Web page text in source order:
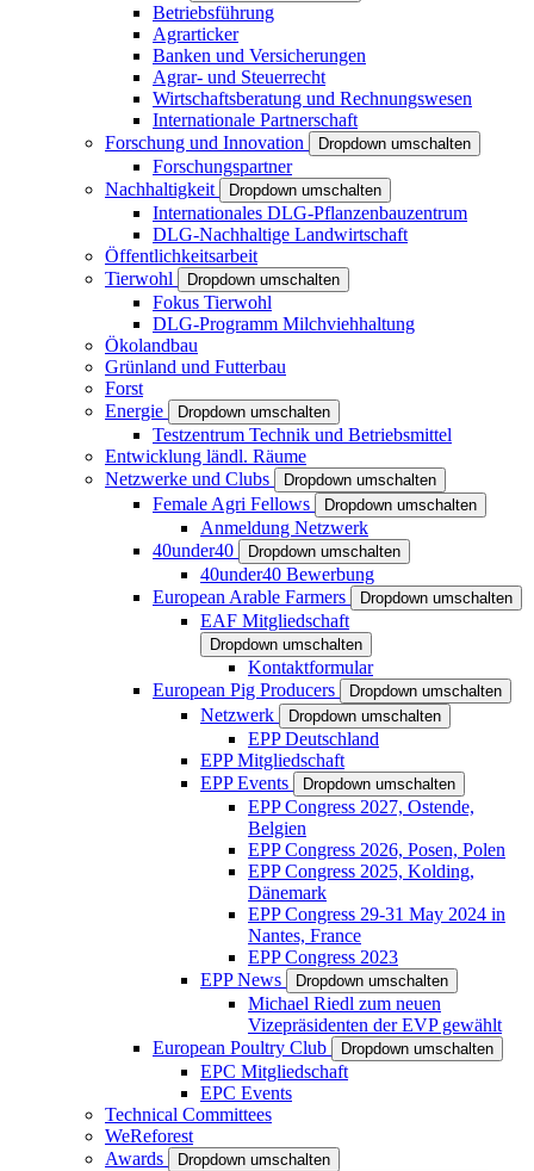
Betriebsführung
Agrarticker
Banken und Versicherungen
Agrar- und Steuerrecht
Wirtschaftsberatung und Rechnungswesen
Internationale Partnerschaft
Forschung und Innovation
Dropdown umschalten
Forschungspartner
Nachhaltigkeit
Dropdown umschalten
Internationales DLG-Pflanzenbauzentrum
DLG-Nachhaltige Landwirtschaft
Öffentlichkeitsarbeit
Tierwohl
Dropdown umschalten
Fokus Tierwohl
DLG-Programm Milchviehhaltung
Ökolandbau
Grünland und Futterbau
Forst
Energie
Dropdown umschalten
Testzentrum Technik und Betriebsmittel
Entwicklung ländl. Räume
Netzwerke und Clubs
Dropdown umschalten
Female Agri Fellows Dropdown umschalten
Anmeldung Netzwerk
40under40
Dropdown umschalten
40under40 Bewerbung
European Arable Farmers
Dropdown umschalten
EAF Mitgliedschaft
Dropdown umschalten
Kontaktformular
European Pig Producers
Dropdown umschalten
Netzwerk Dropdown umschalten
EPP Deutschland
EPP Mitgliedschaft
EPP Events
Dropdown umschalten
EPP Congress 2027, Ostende,
Belgien
EPP Congress 2026, Posen, Polen
EPP Congress 2025, Kolding,
Dänemark
EPP Congress 29-31 May 2024 in
Nantes, France
EPP Congress 2023
EPP News
Dropdown umschalten
Michael Riedl zum neuen
Vizepräsidenten der EVP gewählt
European Poultry Club
Dropdown umschalten
EPC Mitgliedschaft
EPC Events
Technical Committees
WeReforest
Awards
Dropdown umschalten